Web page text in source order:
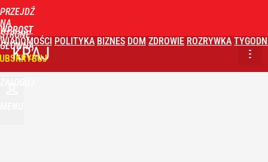
PRZEJDŹ
NA
STRONĘ
GŁÓWNĄ
WPROST
WIADOMOŚCI POLITYKA BIZNES DOM ZDROWIE ROZRYWKA
KRAJ